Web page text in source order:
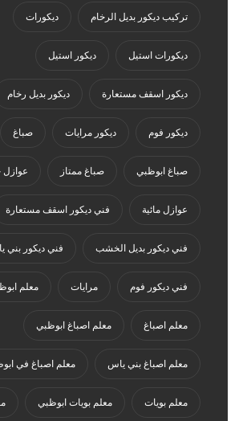
تركيب ديكور بديل الرخام ديكورات
ديكورات استيل ديكور استيل
ديكور اسقف مستعارة ديكور بديل رخام
ديكور فوم ديكور مرايات صباغ
صباغ ابوظبي صباغ ممتاز عوازل
عوازل مائية فني ديكور اسقف مستعارة
فني ديكور بديل الخشب فني ديكور بني
فني ديكور فوم مرايات معلم
معلم اصباغ معلم اصباغ ابوظبي
معلم اصباغ بني ياس معلم اصباغ في
معلم بويات معلم بويات ابوظبي